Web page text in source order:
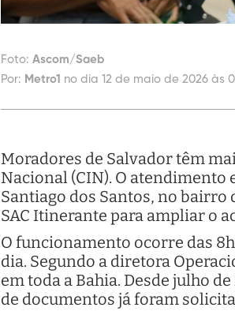
Foto: Ascom/Saeb
Por: Metro1 no dia 12 de maio de 2026 às
Moradores de Salvador têm
Nacional (CIN). O atendimento
Santiago dos Santos, no bairro
SAC Itinerante para ampliar o
O funcionamento ocorre das
dia. Segundo a diretora
em toda a Bahia. Desde julho
de documentos já foram